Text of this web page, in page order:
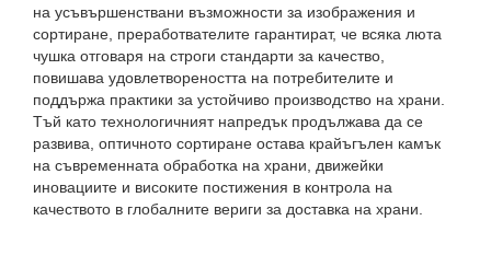
на усъвършенствани възможности за изображения и
сортиране, преработвателите гарантират, че всяка люта
чушка отговаря на строги стандарти за качество,
повишава удовлетвореността на потребителите и
поддържа практики за устойчиво производство на храни.
Тъй като технологичният напредък продължава да се
развива, оптичното сортиране остава крайъгълен камък
на съвременната обработка на храни, движейки
иновациите и високите постижения в контрола на
качеството в глобалните вериги за доставка на храни.